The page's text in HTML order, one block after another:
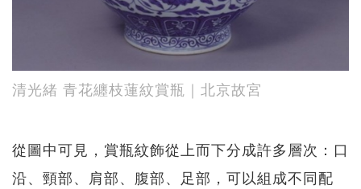
清光緒 青花纏枝蓮紋賞瓶｜北京故宮
從圖中可見，賞瓶紋飾從上而下分成許多層次：口
沿、頸部、肩部、腹部、足部，可以組成不同配